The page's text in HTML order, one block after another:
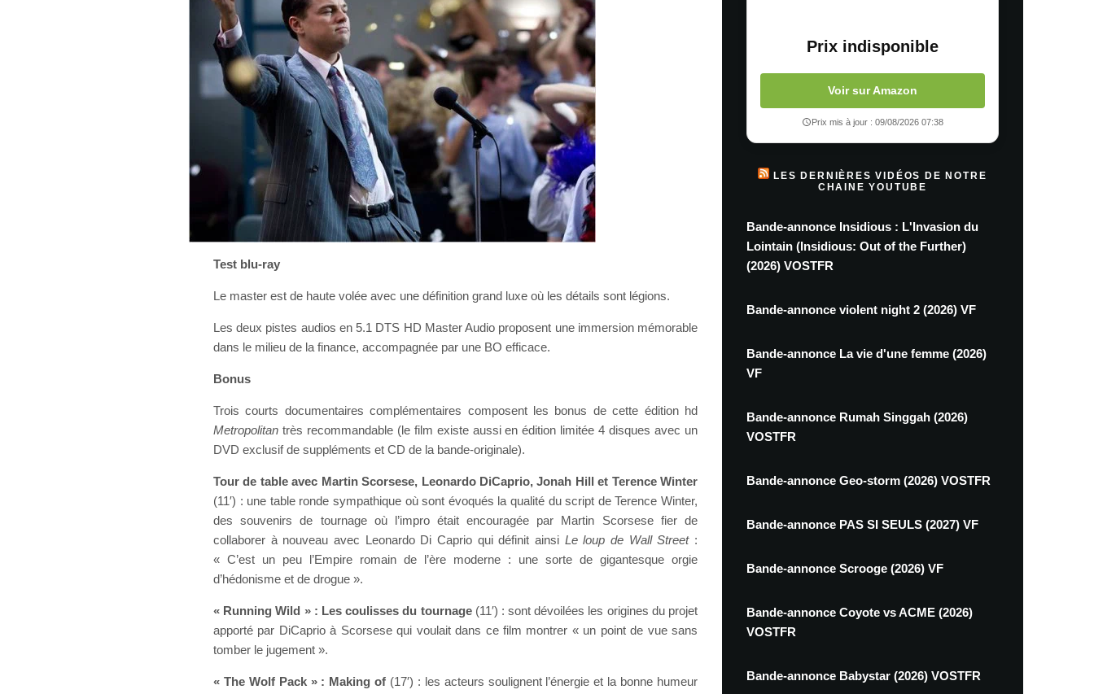
Test blu-ray
Le master est de haute volée avec une définition grand luxe où les détails sont légions.
Les deux pistes audios en 5.1 DTS HD Master Audio proposent une immersion mémorable
dans le milieu de la finance, accompagnée par une BO efficace.
Bonus
Trois courts documentaires complémentaires composent les bonus de cette édition hd
Metropolitan très recommandable (le film existe aussi en édition limitée 4 disques avec un
DVD exclusif de suppléments et CD de la bande-originale).
Tour de table avec Martin Scorsese, Leonardo DiCaprio, Jonah Hill et Terence Winter
(11′) : une table ronde sympathique où sont évoqués la qualité du script de Terence Winter,
des souvenirs de tournage où l’impro était encouragée par Martin Scorsese fier de
collaborer à nouveau avec Leonardo Di Caprio qui définit ainsi Le loup de Wall Street:
« C’est un peu l’Empire romain de l’ère moderne : une sorte de gigantesque orgie
d’hédonisme et de drogue ».
« Running Wild » : Les coulisses du tournage(11′) : sont dévoilées les origines du projet
apporté par DiCaprio à Scorsese qui voulait dans ce film montrer « un point de vue sans
tomber le jugement ».
« The Wolf Pack » : Making of (17′) : les acteurs soulignent l’énergie et la bonne humeur
Prix indisponible
Voir sur Amazon
Prix mis à jour : 09/08/2026 07:38
LES DERNIÈRES VIDÉOS DE NOTRE
CHAINE YOUTUBE
Bande-annonce Insidious : L'Invasion du
Lointain (Insidious: Out of the Further)
(2026) VOSTFR
Bande-annonce violent night 2 (2026) VF
Bande-annonce La vie d'une femme (2026)
VF
Bande-annonce Rumah Singgah (2026)
VOSTFR
Bande-annonce Geo-storm (2026) VOSTFR
Bande-annonce PAS SI SEULS (2027) VF
Bande-annonce Scrooge (2026) VF
Bande-annonce Coyote vs ACME (2026)
VOSTFR
Bande-annonce Babystar (2026) VOSTFR